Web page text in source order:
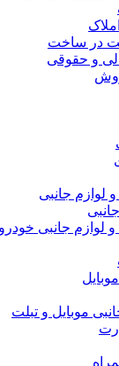
در ساخت
و حقوقی
لوازم جانبی
لوازم جانبی خودرو
موبایل و تبلت